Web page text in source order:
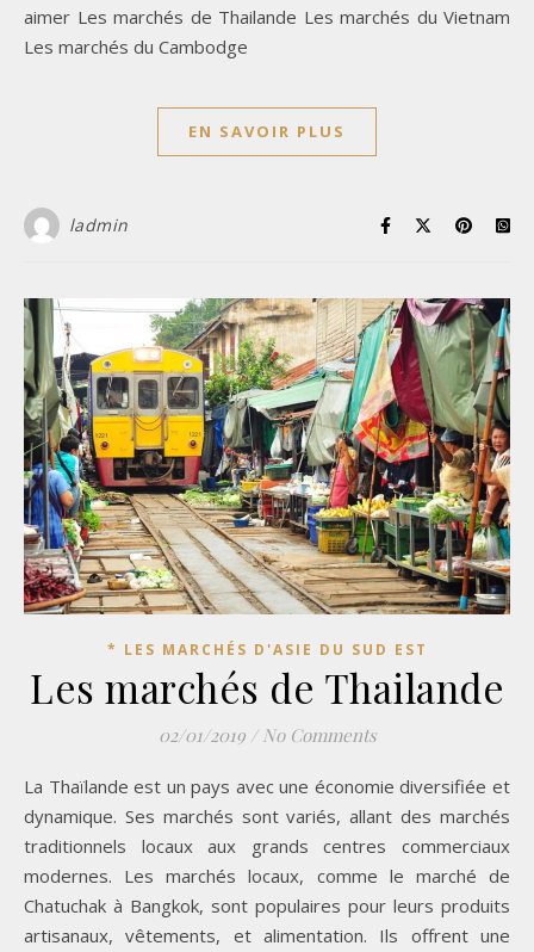
aimer Les marchés de Thailande Les marchés du Vietnam
Les marchés du Cambodge
EN SAVOIR PLUS
ladmin
* LES MARCHÉS D'ASIE DU SUD EST
Les marchés de Thailande
02/01/2019 / No Comments
La Thaïlande est un pays avec une économie diversifiée et
dynamique. Ses marchés sont variés, allant des marchés
traditionnels locaux aux grands centres commerciaux
modernes. Les marchés locaux, comme le marché de
Chatuchak à Bangkok, sont populaires pour leurs produits
artisanaux, vêtements, et alimentation. Ils offrent une